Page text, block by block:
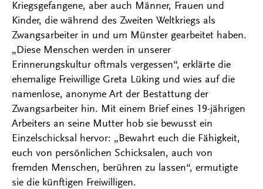
Kriegsgefangene, aber auch Männer, Frauen und
Kinder, die während des Zweiten Weltkriegs als
Zwangsarbeiter in und um Münster gearbeitet haben.
„Diese Menschen werden in unserer
Erinnerungskultur oftmals vergessen“, erklärte die
ehemalige Freiwillige Greta Lüking und wies auf die
namenlose, anonyme Art der Bestattung der
Zwangsarbeiter hin. Mit einem Brief eines 19-jährigen
Arbeiters an seine Mutter hob sie bewusst ein
Einzelschicksal hervor: „Bewahrt euch die Fähigkeit,
euch von persönlichen Schicksalen, auch von
fremden Menschen, berühren zu lassen“, ermutigte
sie die künftigen Freiwilligen.